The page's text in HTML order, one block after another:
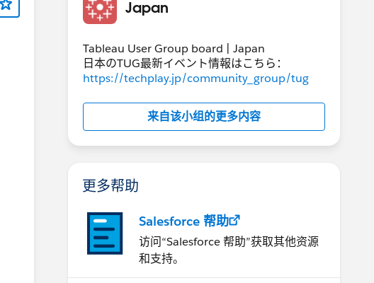
Japan
Tableau User Group board | Japan
日本のTUG最新イベント情報はこちら：
https://techplay.jp/community_group/tug
来自该小组的更多内容
更多帮助
Salesforce 帮助
访问“Salesforce 帮助”获取其他资源
和支持。